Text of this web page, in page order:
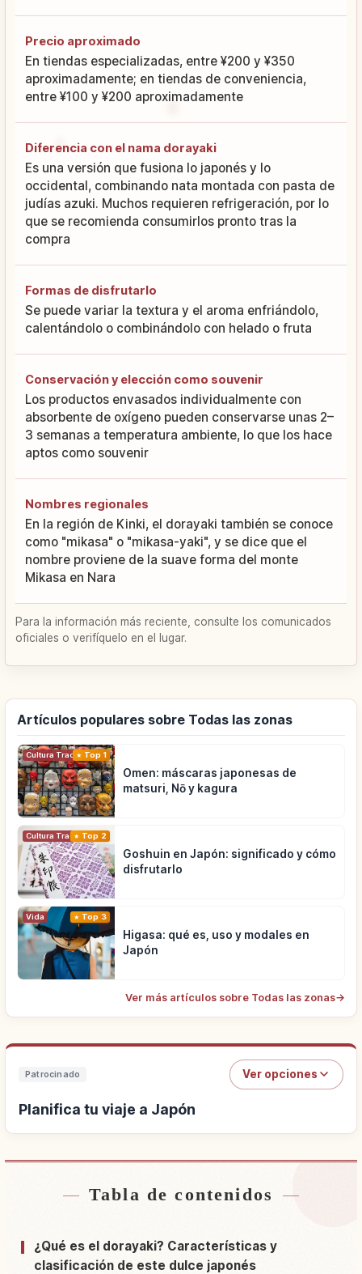
Precio aproximado
En tiendas especializadas, entre ¥200 y ¥350
aproximadamente; en tiendas de conveniencia,
entre ¥100 y ¥200 aproximadamente
Diferencia con el nama dorayaki
Es una versión que fusiona lo japonés y lo
occidental, combinando nata montada con pasta de
judías azuki. Muchos requieren refrigeración, por lo
que se recomienda consumirlos pronto tras la
compra
Formas de disfrutarlo
Se puede variar la textura y el aroma enfriándolo,
calentándolo o combinándolo con helado o fruta
Conservación y elección como souvenir
Los productos envasados individualmente con
absorbente de oxígeno pueden conservarse unas 2–
3 semanas a temperatura ambiente, lo que los hace
aptos como souvenir
Nombres regionales
En la región de Kinki, el dorayaki también se conoce
como "mikasa" o "mikasa-yaki", y se dice que el
nombre proviene de la suave forma del monte
Mikasa en Nara
Para la información más reciente, consulte los comunicados
oficiales o verifíquelo en el lugar.
Artículos populares sobre Todas las zonas
Cultura Tradicional
Top 1
Omen: máscaras japonesas de
matsuri, Nō y kagura
Cultura Tradicional
Top 2
Goshuin en Japón: significado y cómo
disfrutarlo
Vida Top 3
Higasa: qué es, uso y modales en
Japón
Ver más artículos sobre Todas las zonas→
Patrocinado Ver opciones
Planifica tu viaje a Japón
Buscar alojamiento cerca de Japón ↗
Buscar experiencias en Japón ↗
Tabla de contenidos
¿Qué es el dorayaki? Características y
clasificación de este dulce japonés